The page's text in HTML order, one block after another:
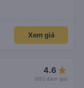
Xem giá
4.6 star_rate
(653 đánh giá)